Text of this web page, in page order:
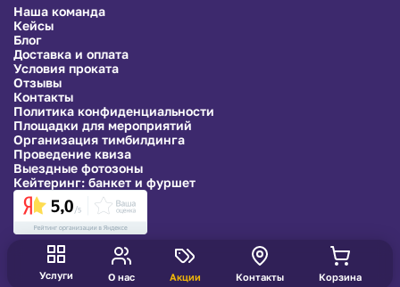
Услуги О нас Акции Контакты Корзина
Наша команда
Кейсы
Блог
Доставка и оплата
Условия проката
Отзывы
Контакты
Политика конфиденциальности
Площадки для мероприятий
Организация тимбилдинга
Проведение квиза
Выездные фотозоны
Кейтеринг: банкет и фуршет